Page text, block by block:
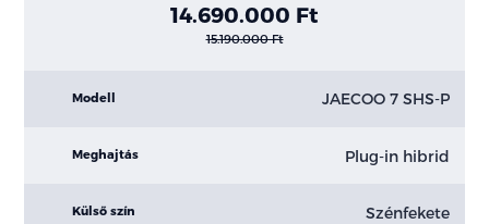
14.690.000 Ft
15.190.000 Ft
Modell JAECOO 7 SHS-P
Meghajtás Plug-in hibrid
Külső szín Szénfekete